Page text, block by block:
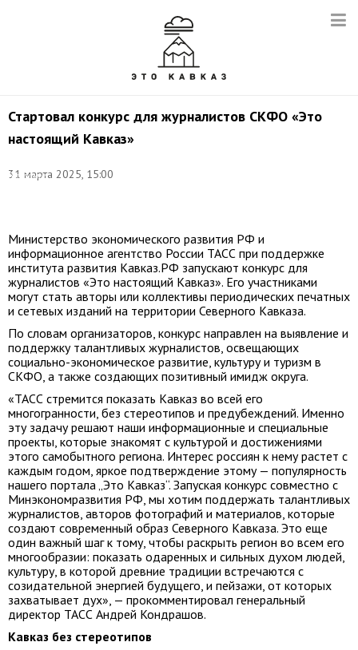
Стартовал конкурс для журналистов СКФО «Это
настоящий Кавказ»
31 марта 2025, 15:00
Владимир
Министерство экономического развития РФ и
информационное агентство России ТАСС при поддержке
института развития Кавказ.РФ запускают конкурс для
журналистов «Это настоящий Кавказ». Его участниками
могут стать авторы или коллективы периодических печатных
и сетевых изданий на территории Северного Кавказа.
По словам организаторов, конкурс направлен на выявление и
поддержку талантливых журналистов, освещающих
социально-экономическое развитие, культуру и туризм в
СКФО, а также создающих позитивный имидж округа.
«ТАСС стремится показать Кавказ во всей его
многогранности, без стереотипов и предубеждений. Именно
эту задачу решают наши информационные и специальные
проекты, которые знакомят с культурой и достижениями
этого самобытного региона. Интерес россиян к нему растет с
каждым годом, яркое подтверждение этому — популярность
нашего портала „Это Кавказ“. Запуская конкурс совместно с
Минэкономразвития РФ, мы хотим поддержать талантливых
журналистов, авторов фотографий и материалов, которые
создают современный образ Северного Кавказа. Это еще
один важный шаг к тому, чтобы раскрыть регион во всем его
многообразии: показать одаренных и сильных духом людей,
культуру, в которой древние традиции встречаются с
созидательной энергией будущего, и пейзажи, от которых
захватывает дух», — прокомментировал генеральный
директор ТАСС Андрей Кондрашов.
Кавказ без стереотипов